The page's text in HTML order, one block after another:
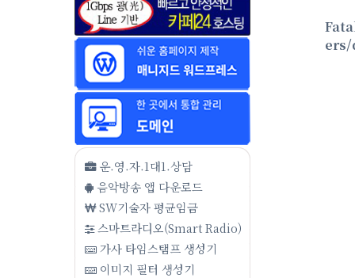
운.영.자.1대1.상담
음악방송 앱 다운로드
SW기술자 평균임금
스마트라디오(Smart Radio)
가사 타임스탬프 생성기
이미지 필터 생성기